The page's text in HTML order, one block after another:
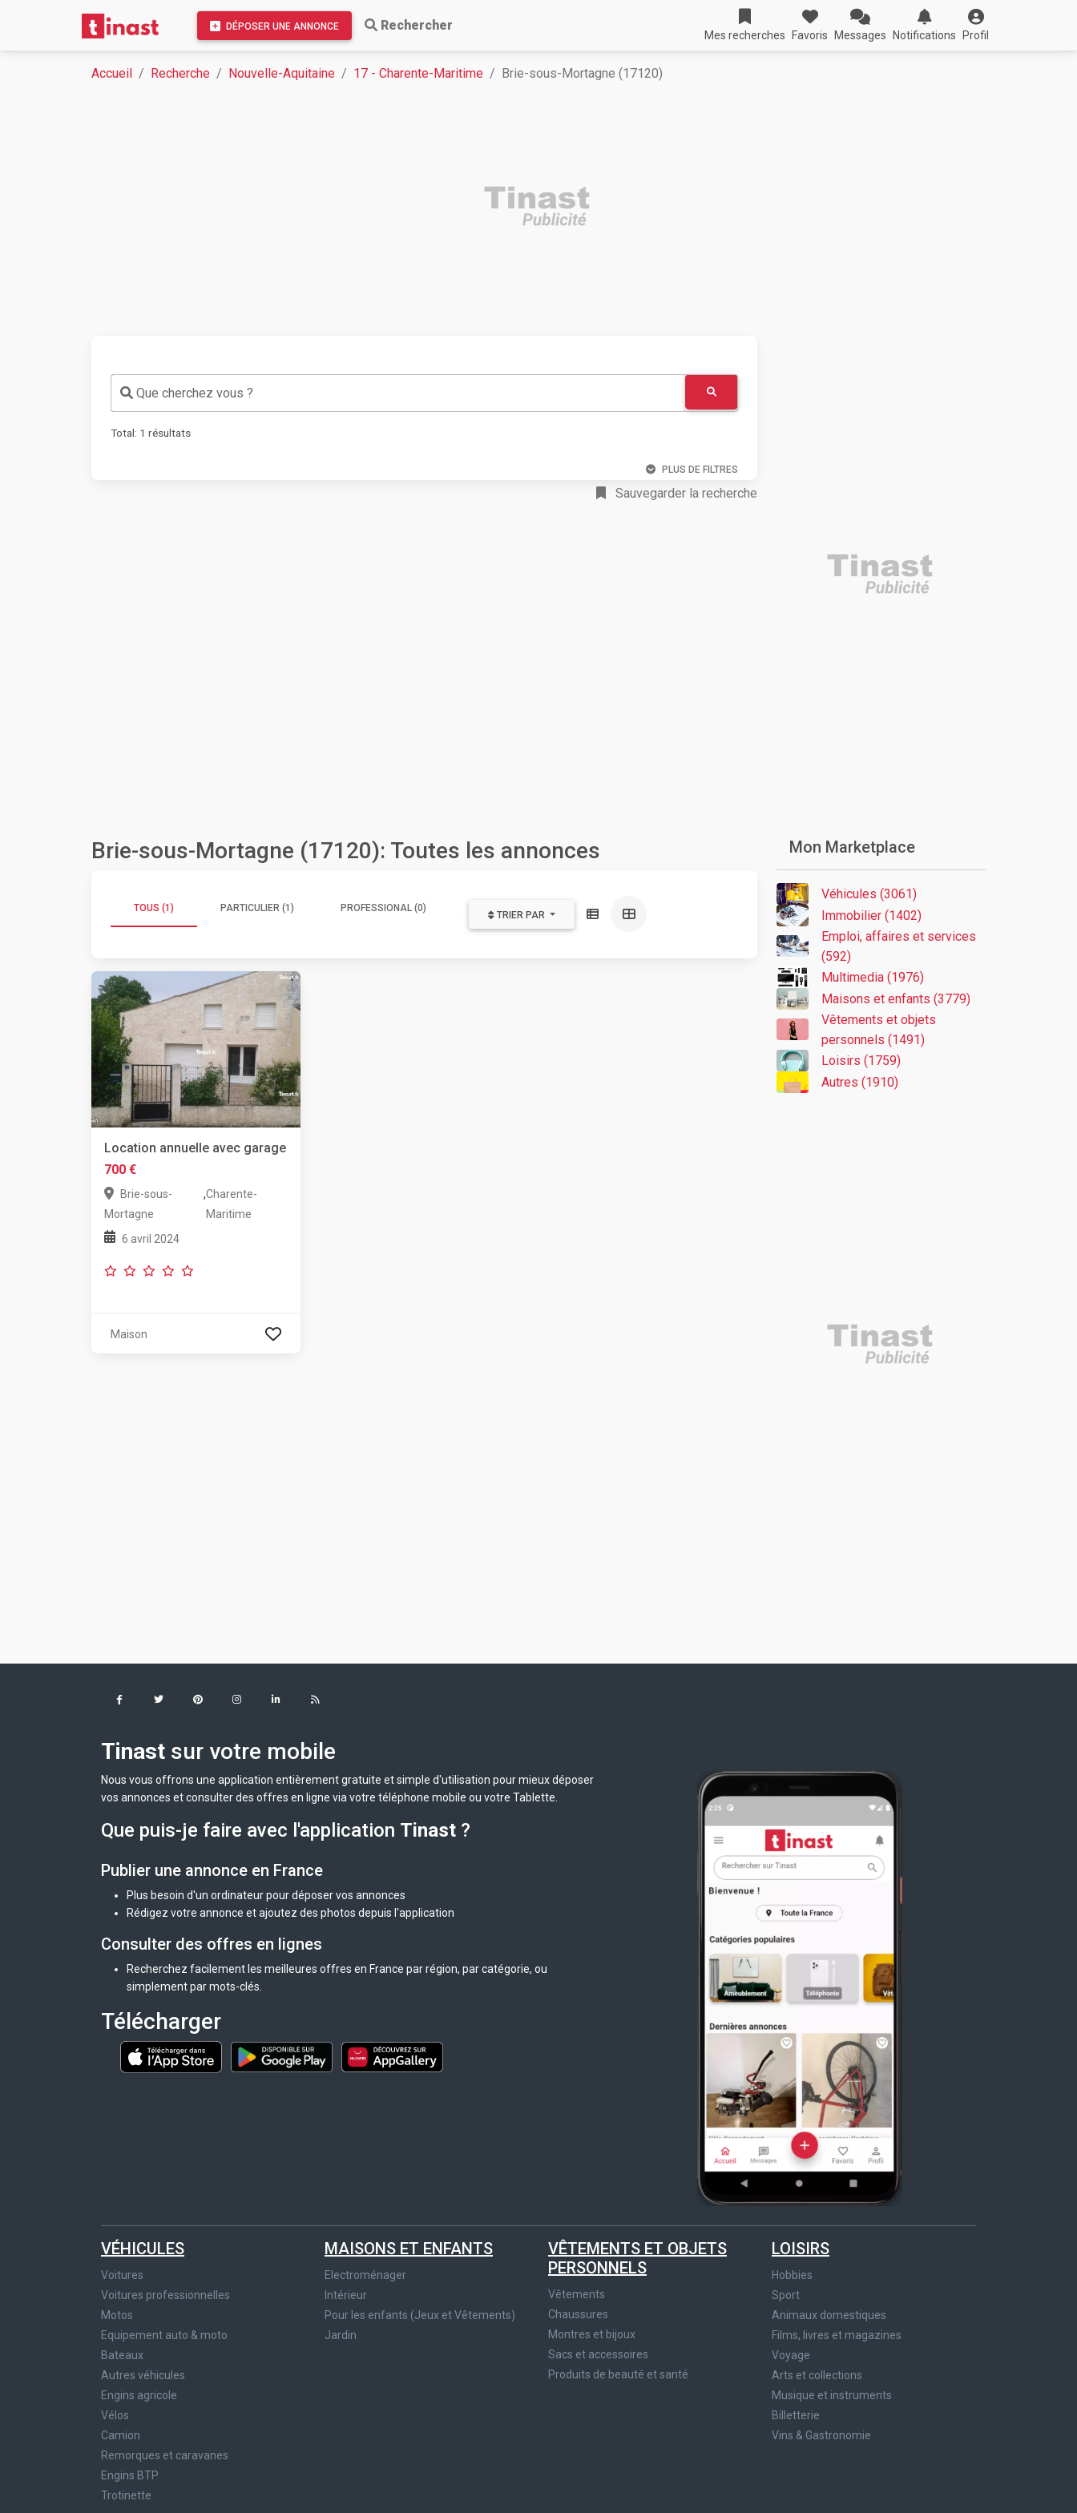
DÉPOSER UNE ANNONCE Rechercher
Mes recherches Favoris Messages Notifications Profil
Accueil Recherche Nouvelle-Aquitaine 17 - Charente-Maritime Brie-sous-Mortagne (17120)
Que cherchez vous ?
Total: 1 résultats
PLUS DE FILTRES
Sauvegarder la recherche
Brie-sous-Mortagne (17120): Toutes les annonces
TOUS (1) PARTICULIER (1) PROFESSIONAL (0)
TRIER PAR
Location annuelle avec garage
700 €
Brie-sous-
Mortagne
,Charente-
Maritime
6 avril 2024
Maison
Mon Marketplace
Véhicules (3061)
Immobilier (1402)
Emploi, affaires et services
(592)
Multimedia (1976)
Maisons et enfants (3779)
Vêtements et objets
personnels (1491)
Loisirs (1759)
Autres (1910)
Tinast sur votre mobile
Nous vous offrons une application entièrement gratuite et simple d'utilisation pour mieux déposer
vos annonces et consulter des offres en ligne via votre téléphone mobile ou votre Tablette.
Que puis-je faire avec l'application Tinast ?
Publier une annonce en France
Plus besoin d'un ordinateur pour déposer vos annonces
Rédigez votre annonce et ajoutez des photos depuis l'application
Consulter des offres en lignes
Recherchez facilement les meilleures offres en France par région, par catégorie, ou
simplement par mots-clés.
Télécharger
VÉHICULES
Voitures
Voitures professionnelles
Motos
Equipement auto & moto
Bateaux
Autres véhicules
Engins agricole
Vélos
Camion
Remorques et caravanes
Engins BTP
Trotinette
MAISONS ET ENFANTS
Electroménager
Intérieur
Pour les enfants (Jeux et Vêtements)
Jardin
VÊTEMENTS ET OBJETS
PERSONNELS
Vêtements
Chaussures
Montres et bijoux
Sacs et accessoires
Produits de beauté et santé
LOISIRS
Hobbies
Sport
Animaux domestiques
Films, livres et magazines
Voyage
Arts et collections
Musique et instruments
Billetterie
Vins & Gastronomie